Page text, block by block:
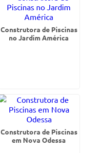
Construtora de Piscinas
no Jardim América
Construtora de Piscinas
em Nova Odessa